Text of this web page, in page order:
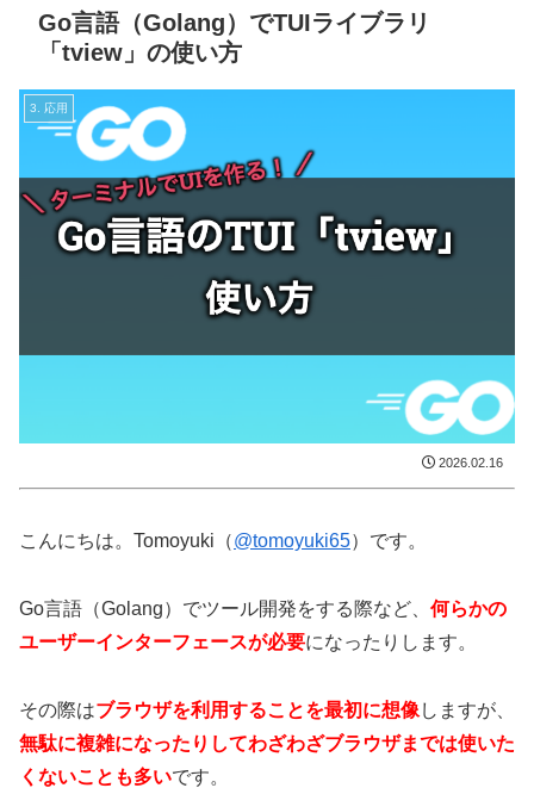
Go言語（Golang）でTUIライブラリ
「tview」の使い方
3. 応用
2026.02.16
こんにちは。Tomoyuki（@tomoyuki65）です。
Go言語（Golang）でツール開発をする際など、 何らかの
ユーザーインターフェースが必要になったりします。
その際はブラウザを利用することを最初に想像 しますが、
無駄に複雑になったりしてわざわざブラウザまでは使いた
くないことも多いです。